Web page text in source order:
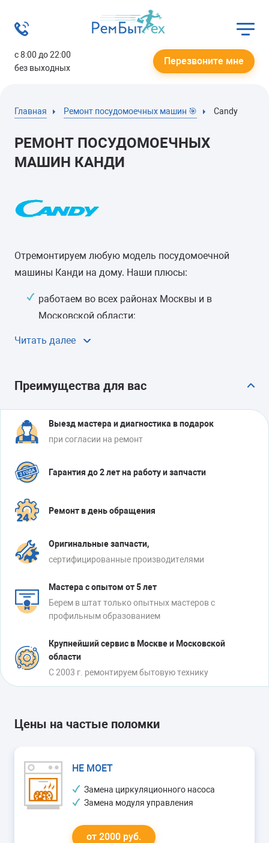
с 8:00 до 22:00
без выходных
Перезвоните мне
Главная Ремонт посудомоечных машин 🎯 Candy
РЕМОНТ ПОСУДОМОЕЧНЫХ
МАШИН КАНДИ
Отремонтируем любую модель посудомоечной
машины Канди на дому. Наши плюсы:
работаем во всех районах Москвы и в
Московской области;
когда удобно клиенту;
один выезд;
Читать далее
Преимущества для вас
Выезд мастера и диагностика в подарок
при согласии на ремонт
Гарантия до 2 лет на работу и запчасти
Ремонт в день обращения
Оригинальные запчасти,
сертифицированные производителями
Мастера с опытом от 5 лет
Берем в штат только опытных мастеров с
профильным образованием
Крупнейший сервис в Москве и Московской
области
С 2003 г. ремонтируем бытовую технику
Цены на частые поломки
НЕ МОЕТ
Замена циркуляционного насоса
Замена модуля управления
от 2000 руб.